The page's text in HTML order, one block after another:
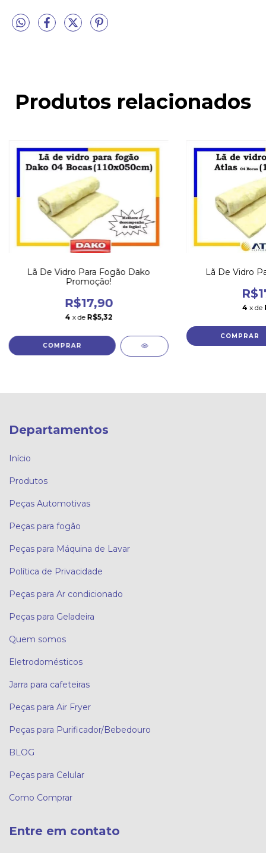
Produtos relacionados
Lã De Vidro Para Fogão Dako
Promoção!
R$17,90
4 x de R$5,32
Lã De Vidro
4 x de
Departamentos
Início
Produtos
Peças Automotivas
Peças para fogão
Peças para Máquina de Lavar
Política de Privacidade
Peças para Ar condicionado
Peças para Geladeira
Quem somos
Eletrodomésticos
Jarra para cafeteiras
Peças para Air Fryer
Peças para Purificador/Bebedouro
BLOG
Peças para Celular
Como Comprar
Entre em contato